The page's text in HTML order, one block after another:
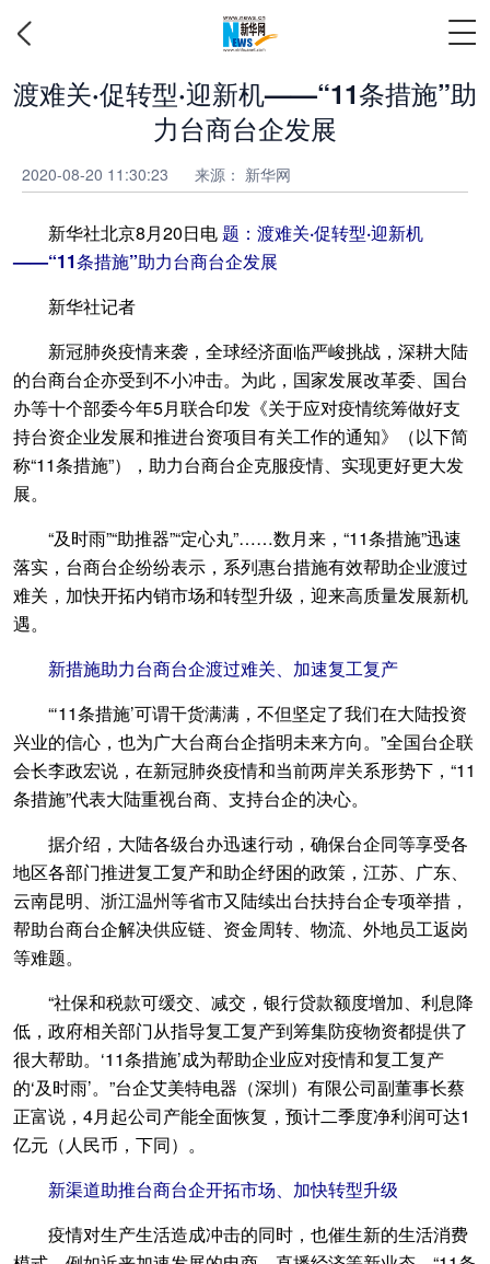
渡难关·促转型·迎新机——“11条措施”助
力台商台企发展
2020-08-20 11:30:23 来源： 新华网
新华社北京8月20日电题：渡难关·促转型·迎新机
——“11条措施”助力台商台企发展
新华社记者
新冠肺炎疫情来袭，全球经济面临严峻挑战，深耕大陆
的台商台企亦受到不小冲击。为此，国家发展改革委、国台
办等十个部委今年5月联合印发《关于应对疫情统筹做好支
持台资企业发展和推进台资项目有关工作的通知》（以下简
称“11条措施”），助力台商台企克服疫情、实现更好更大发
展。
“及时雨”“助推器”“定心丸”……数月来，“11条措施”迅速
落实，台商台企纷纷表示，系列惠台措施有效帮助企业渡过
难关，加快开拓内销市场和转型升级，迎来高质量发展新机
遇。
新措施助力台商台企渡过难关、加速复工复产
“‘11条措施’可谓干货满满，不但坚定了我们在大陆投资
兴业的信心，也为广大台商台企指明未来方向。”全国台企联
会长李政宏说，在新冠肺炎疫情和当前两岸关系形势下，“11
条措施”代表大陆重视台商、支持台企的决心。
据介绍，大陆各级台办迅速行动，确保台企同等享受各
地区各部门推进复工复产和助企纾困的政策，江苏、广东、
云南昆明、浙江温州等省市又陆续出台扶持台企专项举措，
帮助台商台企解决供应链、资金周转、物流、外地员工返岗
等难题。
“社保和税款可缓交、减交，银行贷款额度增加、利息降
低，政府相关部门从指导复工复产到筹集防疫物资都提供了
很大帮助。‘11条措施’成为帮助企业应对疫情和复工复产
的‘及时雨’。”台企艾美特电器（深圳）有限公司副董事长蔡
正富说，4月起公司产能全面恢复，预计二季度净利润可达1
亿元（人民币，下同）。
新渠道助推台商台企开拓市场、加快转型升级
疫情对生产生活造成冲击的同时，也催生新的生活消费